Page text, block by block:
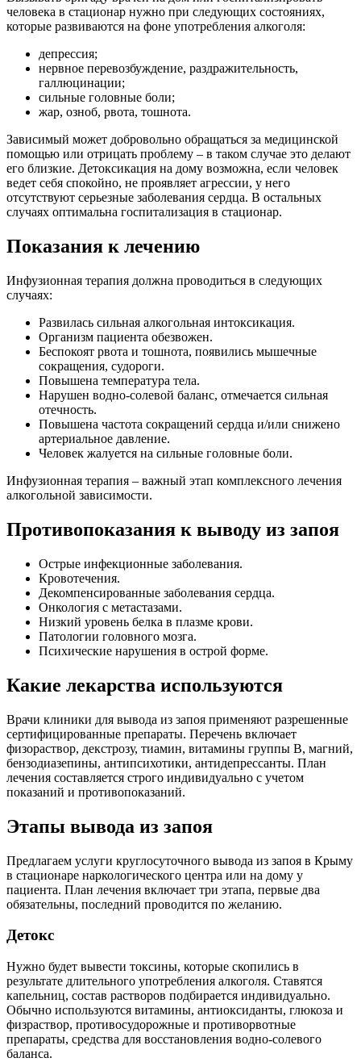
человека в стационар нужно при следующих состояниях,
которые развиваются на фоне употребления алкоголя:
депрессия;
нервное перевозбуждение, раздражительность,
галлюцинации;
сильные головные боли;
жар, озноб, рвота, тошнота.
Зависимый может добровольно обращаться за медицинской
помощью или отрицать проблему – в таком случае это делают
его близкие. Детоксикация на дому возможна, если человек
ведет себя спокойно, не проявляет агрессии, у него
отсутствуют серьезные заболевания сердца. В остальных
случаях оптимальна госпитализация в стационар.
Показания к лечению
Инфузионная терапия должна проводиться в следующих
случаях:
Развилась сильная алкогольная интоксикация.
Организм пациента обезвожен.
Беспокоят рвота и тошнота, появились мышечные
сокращения, судороги.
Повышена температура тела.
Нарушен водно-солевой баланс, отмечается сильная
отечность.
Повышена частота сокращений сердца и/или снижено
артериальное давление.
Человек жалуется на сильные головные боли.
Инфузионная терапия – важный этап комплексного лечения
алкогольной зависимости.
Противопоказания к выводу из запоя
Острые инфекционные заболевания.
Кровотечения.
Декомпенсированные заболевания сердца.
Онкология с метастазами.
Низкий уровень белка в плазме крови.
Патологии головного мозга.
Психические нарушения в острой форме.
Какие лекарства используются
Врачи клиники для вывода из запоя применяют разрешенные
сертифицированные препараты. Перечень включает
физораствор, декстрозу, тиамин, витамины группы В, магний,
бензодиазепины, антипсихотики, антидепрессанты. План
лечения составляется строго индивидуально с учетом
показаний и противопоказаний.
Этапы вывода из запоя
Предлагаем услуги круглосуточного вывода из запоя в Крыму
в стационаре наркологического центра или на дому у
пациента. План лечения включает три этапа, первые два
обязательны, последний проводится по желанию.
Детокс
Нужно будет вывести токсины, которые скопились в
результате длительного употребления алкоголя. Ставятся
капельниц, состав растворов подбирается индивидуально.
Обычно используются витамины, антиоксиданты, глюкоза и
физраствор, противосудорожные и противорвотные
препараты, средства для восстановления водно-солевого
баланса.